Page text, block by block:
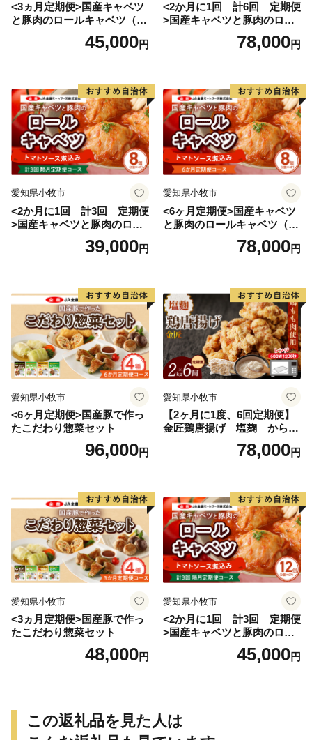
<3ヵ月定期便>国産キャベツ
と豚肉のロールキャベツ（6P
45,000円
<2か月に1回 計6回 定期便
>国産キャベツと豚肉のロー
ルキャベツ（4P入り）
78,000円
愛知県小牧市
<2か月に1回 計3回 定期便
>国産キャベツと豚肉のロー
ルキャベツ（4P入り）
39,000円
愛知県小牧市
<6ヶ月定期便>国産キャベツ
と豚肉のロールキャベツ（4P
78,000円
愛知県小牧市
<6ヶ月定期便>国産豚で作っ
たこだわり惣菜セット
96,000円
愛知県小牧市
【2ヶ月に1度、6回定期便】
金匠鶏唐揚げ 塩麹 からあ
78,000円
愛知県小牧市
<3ヵ月定期便>国産豚で作っ
たこだわり惣菜セット
48,000円
愛知県小牧市
<2か月に1回 計3回 定期便
>国産キャベツと豚肉のロー
ルキャベツ（6P入り）
45,000円
この返礼品を見た人は